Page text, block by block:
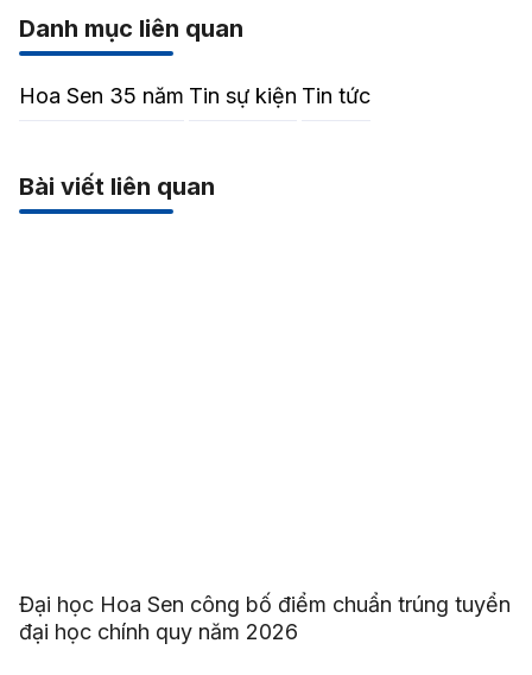
Danh mục liên quan
Hoa Sen 35 năm Tin sự kiện Tin tức
Bài viết liên quan
Đại học Hoa Sen công bố điểm chuẩn trúng tuyển
đại học chính quy năm 2026